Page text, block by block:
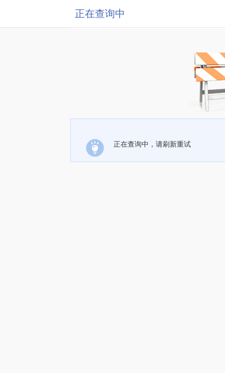
正在查询中
正在查询中，请刷新重试